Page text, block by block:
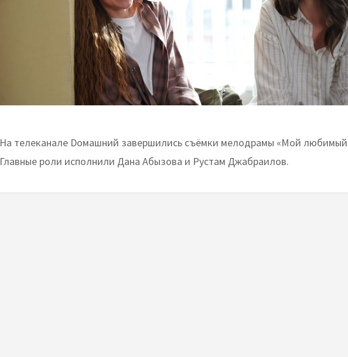
На телеканале Dомашний завершились съёмки мелодрамы «Мой
Главные роли исполнили Дана Абызова и Рустам Джабраилов.